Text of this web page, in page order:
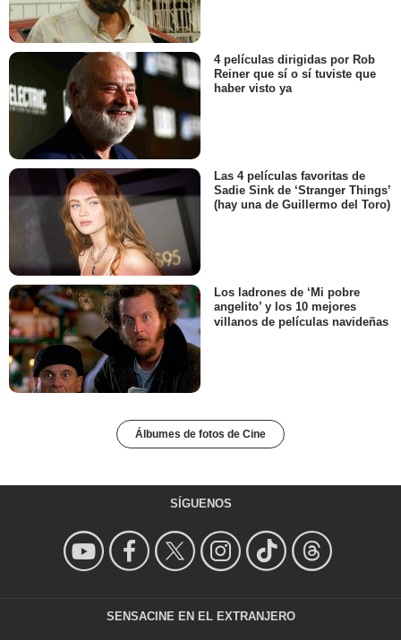
4 películas dirigidas por Rob
Reiner que sí o sí tuviste que
haber visto ya
Las 4 películas favoritas de
Sadie Sink de ‘Stranger Things’
(hay una de Guillermo del Toro)
Los ladrones de ‘Mi pobre
angelito’ y los 10 mejores
villanos de películas navideñas
Álbumes de fotos de Cine
SÍGUENOS
SENSACINE EN EL EXTRANJERO